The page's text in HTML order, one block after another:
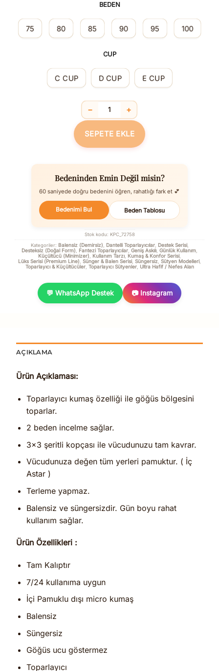
BEDEN
75 80 85 90 95 100
CUP
C CUP D CUP E CUP
Balensiz Süngersiz 2 Beden İncelten
− +
SEPETE EKLE
Bedeninden Emin Değil misin?
60 saniyede doğru bedenini öğren, rahatlığı fark et 💕
Bedenimi Bul Beden Tablosu
Stok kodu: KPC_72758
Kategoriler: Balensiz (Demirsiz) Dantelli Toparlayıcılar, Destek Serisi,
Desteksiz (Doğal Form) Fantezi Toparlayıcılar Geniş Askılı Günlük Kullanım
Küçültücü (Minimizer) Kullanım Tarzı Kumaş & Konfor Serisi
Lüks Serisi (Premium Line) Sünger & Balen Serisi Süngersiz Sütyen Modelleri
Toparlayıcı & Küçültücüler, Toparlayıcı Sütyenler, Ultra Hafif / Nefes Alan
💬 WhatsApp Destek 📷 Instagram
AÇIKLAMA
Ürün Açıklaması:
Toparlayıcı kumaş özelliği ile göğüs bölgesini
toparlar.
2 beden incelme sağlar.
3×3 şeritli kopçası ile vücudunuzu tam kavrar.
Vücudunuza değen tüm yerleri pamuktur. ( İç
Astar )
Terleme yapmaz.
Balensiz ve süngersizdir. Gün boyu rahat
kullanım sağlar.
Ürün Özellikleri :
Tam Kalıptır
7/24 kullanıma uygun
İçi Pamuklu dışı micro kumaş
Balensiz
Süngersiz
Göğüs ucu göstermez
Toparlayıcı